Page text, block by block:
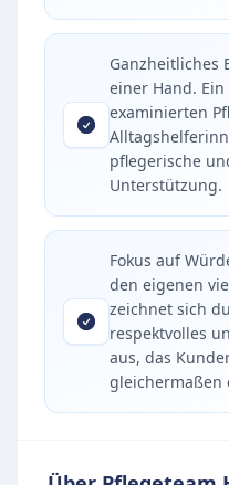
Ganzheitliches
einer Hand.
examinierten
pflegerische
Unterstützung.
Fokus auf
den eigenen
zeichnet sich
respektvolles
aus, das
gleichermaßen